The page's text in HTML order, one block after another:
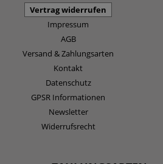
Vertrag widerrufen
Impressum
AGB
Versand & Zahlungsarten
Kontakt
Datenschutz
GPSR Informationen
Newsletter
Widerrufsrecht